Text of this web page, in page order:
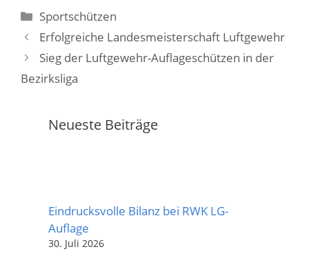
Kategorien
Sportschützen
Erfolgreiche Landesmeisterschaft Luftgewehr
Sieg der Luftgewehr-Auflageschützen in der
Bezirksliga
Neueste Beiträge
Eindrucksvolle Bilanz bei RWK LG-
Auflage
30. Juli 2026